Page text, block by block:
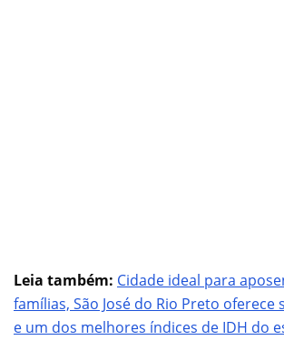
Leia também: Cidade ideal para
famílias, São José do Rio Preto oferece
e um dos melhores índices de IDH do